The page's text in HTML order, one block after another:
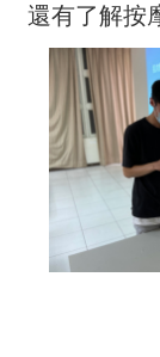
還有了解按